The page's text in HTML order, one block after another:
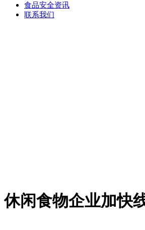
食品安全资讯
联系我们
休闲食物企业加快